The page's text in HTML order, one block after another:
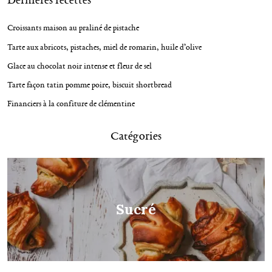
Croissants maison au praliné de pistache
Tarte aux abricots, pistaches, miel de romarin, huile d’olive
Glace au chocolat noir intense et fleur de sel
Tarte façon tatin pomme poire, biscuit shortbread
Financiers à la confiture de clémentine
Catégories
Sucré
a
t
i
o
n
c
h
e
r
c
h
e
p
o